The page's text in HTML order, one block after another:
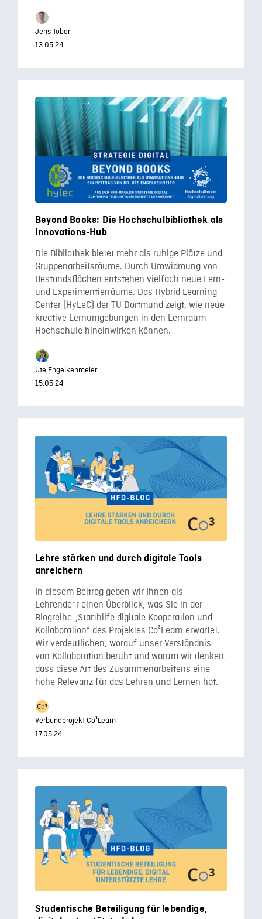
Jens Tobor
13.05.24
Beyond Books: Die Hochschulbibliothek als
Innovations-Hub
Die Bibliothek bietet mehr als ruhige Plätze und
Gruppen­arbeitsräume. Durch Umwidmung von
Bestandsflächen entstehen vielfach neue Lern-
und Experimentierräume. Das Hybrid Learning
Center (HyLeC) der TU Dortmund zeigt, wie neue
kreative Lernumgebungen in den Lernraum
Hochschule hineinwirken können.
Ute Engelkenmeier
15.05.24
Lehre stärken und durch digitale Tools
anreichern
In diesem Beitrag geben wir Ihnen als
Lehrende*r einen Überblick, was Sie in der
Blogreihe „Starthilfe digitale Kooperation und
Kollaboration“ des Projektes Co³Learn erwartet.
Wir verdeutlichen, worauf unser Verständnis
von Kollaboration beruht und warum wir denken,
dass diese Art des Zusammenarbeitens eine
hohe Relevanz für das Lehren und Lernen hat.
Verbundprojekt Co³Learn
17.05.24
Studentische Beteiligung für lebendige,